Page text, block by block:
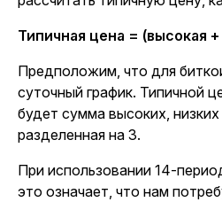
Типичная цена = (высокая
Предположим, что для
суточный график. Типичной
будет сумма высоких,
разделенная на 3.
При использовании 14-
это означает, что нам